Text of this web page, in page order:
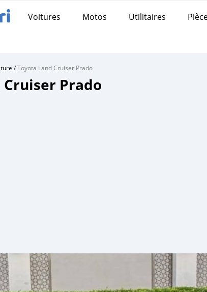
Voitures Motos Utilitaires
/Toyota Land Cruiser Prado
Prado